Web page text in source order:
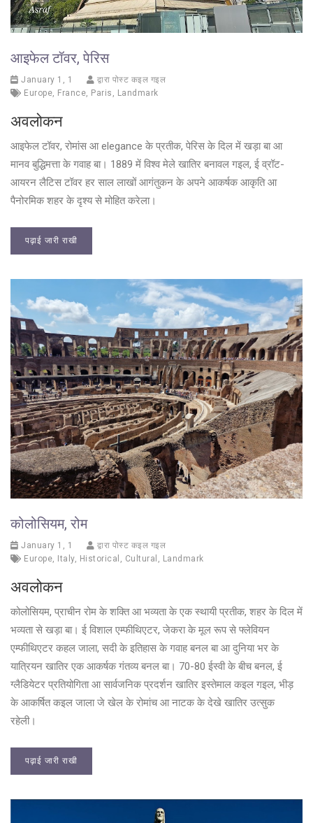
आइफेल टॉवर, पेरिस
January 1, 1
द्वारा पोस्ट कइल गइल
Europe, France, Paris , Landmark
अवलोकन
आइफेल टॉवर, रोमांस आ elegance के प्रतीक, पेरिस के दिल में खड़ा बा आ
मानव बुद्धिमत्ता के गवाह बा। 1889 में विश्व मेले खातिर बनावल गइल, ई व्रॉट-
आयरन लैटिस टॉवर हर साल लाखों आगंतुकन के अपने आकर्षक आकृति आ
पैनोरमिक शहर के दृश्य से मोहित करेला।
पढ़ाई जारी राखी
कोलोसियम, रोम
January 1, 1
द्वारा पोस्ट कइल गइल
Europe Italy, Historical Cultural Landmark
अवलोकन
कोलोसियम, प्राचीन रोम के शक्ति आ भव्यता के एक स्थायी प्रतीक, शहर के दिल में
भव्यता से खड़ा बा। ई विशाल एम्फीथिएटर, जेकरा के मूल रूप से फ्लेवियन
एम्फीथिएटर कहल जाला, सदी के इतिहास के गवाह बनल बा आ दुनिया भर के
यात्रियन खातिर एक आकर्षक गंतव्य बनल बा। 70-80 ईस्वी के बीच बनल, ई
ग्लैडियेटर प्रतियोगिता आ सार्वजनिक प्रदर्शन खातिर इस्तेमाल कइल गइल, भीड़
के आकर्षित कइल जाला जे खेल के रोमांच आ नाटक के देखे खातिर उत्सुक
रहेली।
पढ़ाई जारी राखी